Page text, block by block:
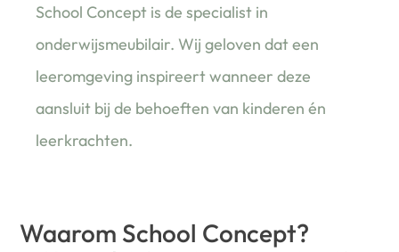
School Concept is de specialist in
onderwijsmeubilair. Wij geloven dat een
leeromgeving inspireert wanneer deze
aansluit bij de behoeften van kinderen én
leerkrachten.
Waarom School Concept?